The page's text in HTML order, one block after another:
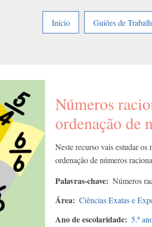
Início
Guiões de
Números
ordenação de
Neste recurso vais estudar os
ordenação de números
Palavras-chave Números
Área Ciências Exatas e
Ano de escolaridade 5.º